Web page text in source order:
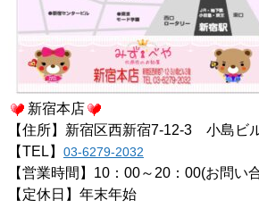
新宿本店
【住所】新宿区西新宿7-12-3 小島ビ
【TEL】 03-6279-2032
【営業時間】10：00～20：00(お問い
【定休日】年末年始